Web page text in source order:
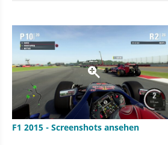
F1 2015 - Screenshots ansehen